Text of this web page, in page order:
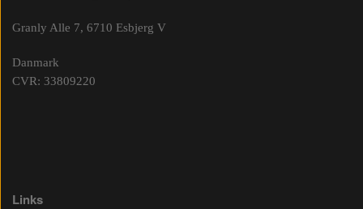
Granly Alle 7, 6710 Esbjerg V
Danmark
CVR: 33809220
Links